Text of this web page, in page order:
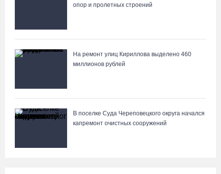
опор и пролетных строений
На ремонт улиц Кириллова выделено 460
миллионов рублей
В поселке Суда Череповецкого округа начался
капремонт очистных сооружений